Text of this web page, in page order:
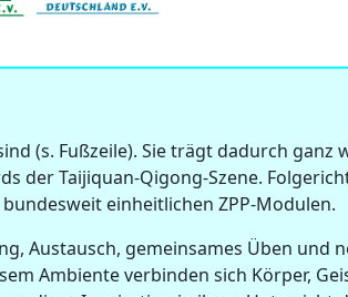
(s. Fußzeile). Sie trägt dadurch ganz
der Taijiquan-Qigong-Szene.
einheitlichen ZPP-Modulen.
Austausch, gemeinsames Üben und
Ambiente verbinden sich Körper,